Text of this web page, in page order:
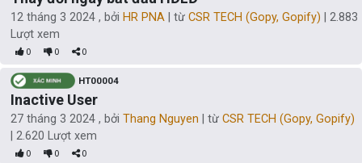
12 tháng 3 2024, bởi HR PNA | từ CSR TECH (Gopy, Gopify)
2.883
Lượt xem
0 0 0
HT00004
Inactive User
27 tháng 3 2024, bởi Thang Nguyen | từ CSR TECH (Gopy, Gopify)
2.620 Lượt xem
0 0 0